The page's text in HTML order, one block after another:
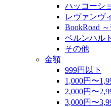
ハッコーシ
レヴァンヴ
BookRoad
ベルンハル
その他
金額
999円以下
1,000円〜
2,000円〜
3,000円〜